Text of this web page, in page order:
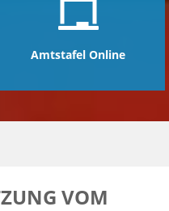
Amtstafel Online
VOM